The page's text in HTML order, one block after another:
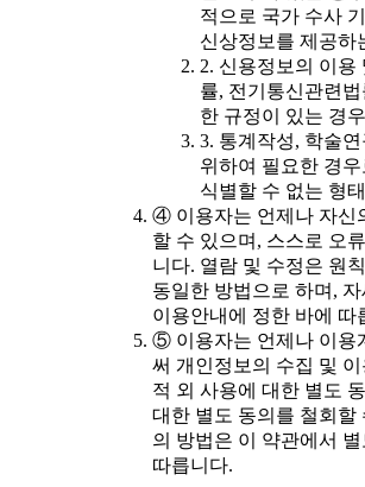
적으로 국가 수사
신상정보를 제공하
2. 신용정보의 이용
률, 전기통신관련
한 규정이 있는 경우
3. 통계작성, 학술
위하여 필요한 경
식별할 수 없는 형
④ 이용자는 언제나 자신
할 수 있으며, 스스로 오
니다. 열람 및 수정은 원
동일한 방법으로 하며,
이용안내에 정한 바에 따
⑤ 이용자는 언제나 이용
써 개인정보의 수집 및
적 외 사용에 대한 별도
대한 별도 동의를 철회할
의 방법은 이 약관에서 별
따릅니다.